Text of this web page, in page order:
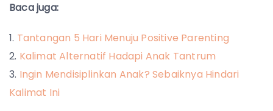
Baca juga:
Tantangan 5 Hari Menuju Positive Parenting
Kalimat Alternatif Hadapi Anak Tantrum
Ingin Mendisiplinkan Anak? Sebaiknya Hindari
Kalimat Ini